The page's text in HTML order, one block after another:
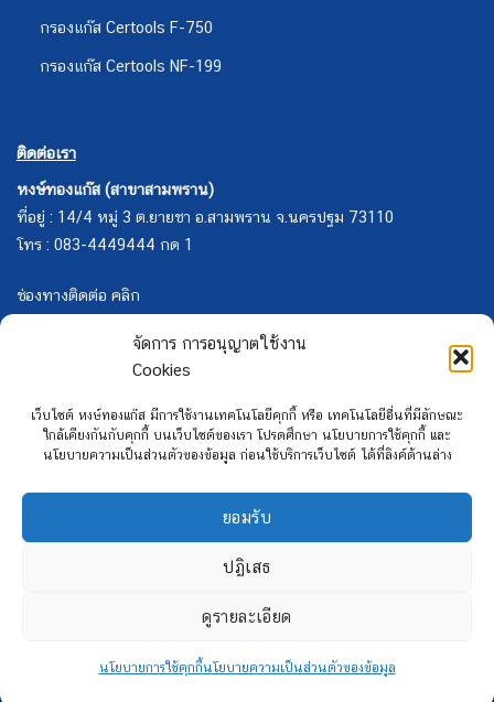
จัดการ การอนุญาตใช้งาน
Cookies
เว็บไซต์ หงษ์ทองแก๊ส มีการใช้งานเทคโนโลยีคุกกี้ หรือ เทคโนโลยีอื่นที่มีลักษณะ
ใกล้เคียงกันกับคุกกี้ บนเว็บไซต์ของเรา โปรดศึกษา นโยบายการใช้คุกกี้ และ
นโยบายความเป็นส่วนตัวของข้อมูล ก่อนใช้บริการเว็บไซต์ ได้ที่ลิงค์ด้านล่าง
ยอมรับ
ปฏิเสธ
ดูรายละเอียด
นโยบายการใช้คุกกี้นโยบายความเป็นส่วนตัวของข้อมูล
กรองแก๊ส Certools F-750
กรองแก๊ส Certools NF-199
ติดต่อเรา
หงษ์ทองแก๊ส (สาขาสามพราน)
ที่อยู่ : 14/4 หมู่ 3 ต.ยายชา อ.สามพราน จ.นครปฐม 73110
โทร : 083-4449444 กด 1
ช่องทางติดต่อ คลิก
Copyright 2026 ©Hongtong Auto Gas